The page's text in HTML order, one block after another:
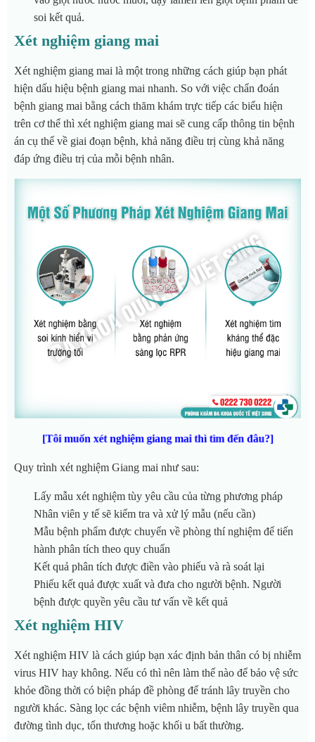
soi kết quả.
Xét nghiệm giang mai
Xét nghiệm giang mai là một trong những cách giúp bạn phát
hiện dấu hiệu bệnh giang mai nhanh. So với việc chẩn đoán
bệnh giang mai bằng cách thăm khám trực tiếp các biểu hiện
trên cơ thể thì xét nghiệm giang mai sẽ cung cấp thông tin bệnh
án cụ thể về giai đoạn bệnh, khả năng điều trị cùng khả năng
đáp ứng điều trị của mỗi bệnh nhân.
[Tôi muốn xét nghiệm giang mai thì tìm đến đâu?]
Quy trình xét nghiệm Giang mai như sau:
Lấy mẫu xét nghiệm tùy yêu cầu của từng phương pháp
Nhân viên y tế sẽ kiểm tra và xử lý mẫu (nếu cần)
Mẫu bệnh phẩm được chuyển về phòng thí nghiệm để tiến
hành phân tích theo quy chuẩn
Kết quả phân tích được điền vào phiếu và rà soát lại
Phiếu kết quả được xuất và đưa cho người bệnh. Người
bệnh được quyền yêu cầu tư vấn về kết quả
Xét nghiệm HIV
Xét nghiệm HIV là cách giúp bạn xác định bản thân có bị nhiễm
virus HIV hay không. Nếu có thì nên làm thế nào để bảo vệ sức
khỏe đồng thời có biện pháp đề phòng để tránh lây truyền cho
người khác. Sàng lọc các bệnh viêm nhiễm, bệnh lây truyền qua
đường tình dục, tổn thương hoặc khối u bất thường.